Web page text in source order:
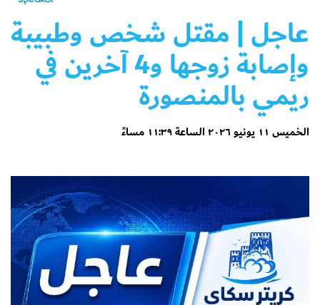
عاجل| مقتل شخص وطبيبة
وإصابة زوجها و4 آخرين في
ريمي بالمنصورة
الخميس ١١ يونيو ٢٠٢٦ الساعة ١١:٣٩ مساءً